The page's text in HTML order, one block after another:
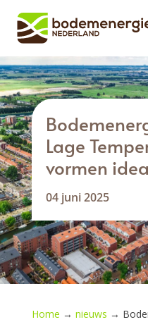
Lage
vormen
04 juni 2025
Home → nieuws →